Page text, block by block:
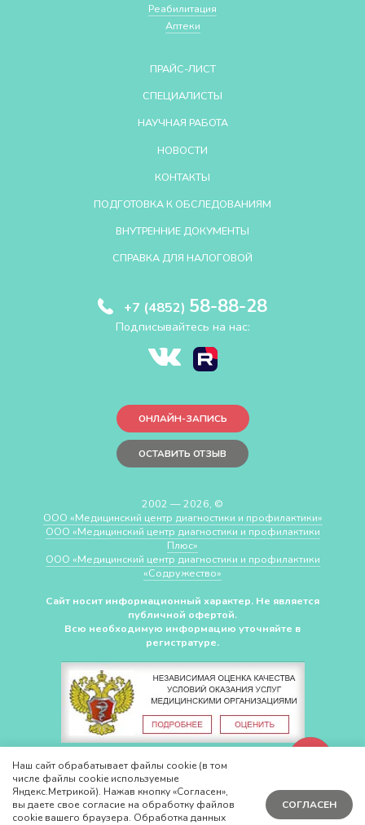
Реабилитация
Аптеки
ПРАЙС-ЛИСТ
СПЕЦИАЛИСТЫ
НАУЧНАЯ РАБОТА
НОВОСТИ
КОНТАКТЫ
ПОДГОТОВКА К ОБСЛЕДОВАНИЯМ
ВНУТРЕННИЕ ДОКУМЕНТЫ
СПРАВКА ДЛЯ НАЛОГОВОЙ
+7 (4852) 58-88-28
Подписывайтесь на нас:
ОНЛАЙН-ЗАПИСЬ
ОСТАВИТЬ ОТЗЫВ
2002 — 2026, ©
ООО «Медицинский центр диагностики и профилактики»
ООО «Медицинский центр диагностики и профилактики
Плюс»
ООО «Медицинский центр диагностики и профилактики
«Cодружество»
Сайт носит информационный характер. Не является
публичной офертой.
Всю необходимую информацию уточняйте в
регистратуре.
СДЕЛАНО ВCHUDOV.PRO
Наш сайт обрабатывает файлы cookie (в том
числе файлы cookie используемые
Яндекс.Метрикой). Нажав кнопку «Согласен»,
вы даете свое согласие на обработку файлов
cookie вашего браузера. Обработка данных
СОГЛАСЕН